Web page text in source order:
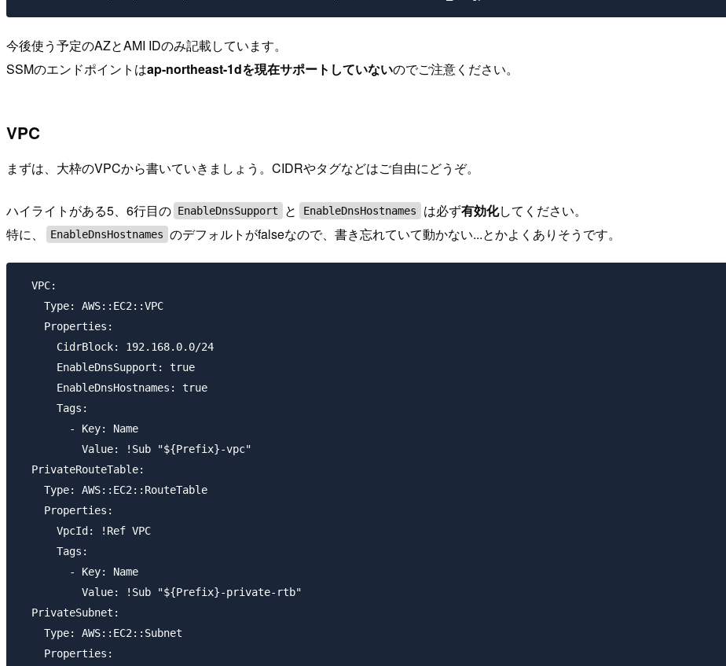
今後使う予定のAZとAMI IDのみ記載しています。
SSMのエンドポイントはap-northeast-1dを現在サポートしていないのでご注意ください。
VPC
まずは、大枠のVPCから書いていきましょう。CIDRやタグなどはご自由にどうぞ。
ハイライトがある5、6行目の EnableDnsSupport と EnableDnsHostnames は必ず有効化してください。
特に、
EnableDnsHostnames のデフォルトがfalseなので、書き忘れていて動かない...とかよくありそうです。
  VPC:
    Type: AWS::EC2::VPC
    Properties:
      CidrBlock: 192.168.0.0/24
      EnableDnsSupport: true
      EnableDnsHostnames: true
      Tags:
        - Key: Name
          Value: !Sub "${Prefix}-vpc"
  PrivateRouteTable:
    Type: AWS::EC2::RouteTable
    Properties:
      VpcId: !Ref VPC
      Tags:
        - Key: Name
          Value: !Sub "${Prefix}-private-rtb"
  PrivateSubnet:
    Type: AWS::EC2::Subnet
    Properties: